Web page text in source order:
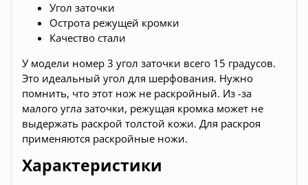
Угол заточки
Острота режущей кромки
Качество стали
У модели номер 3 угол заточки всего 15 градусов.
Это идеальный угол для шерфования. Нужно
помнить, что этот нож не раскройный. Из -за
малого угла заточки, режущая кромка может не
выдержать раскрой толстой кожи. Для раскроя
применяются раскройные ножи.
Характеристики